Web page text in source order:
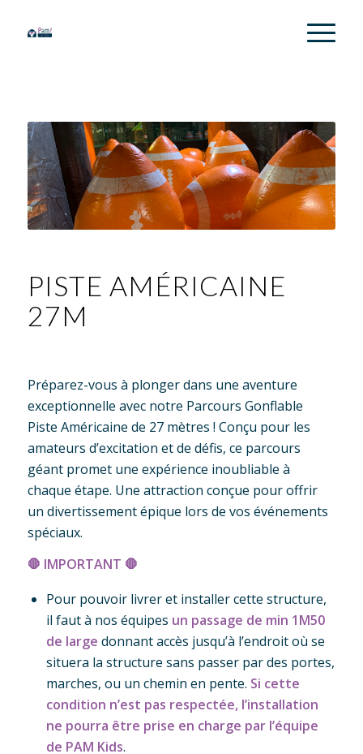
PISTE AMÉRICAINE
27M
Préparez-vous à plonger dans une aventure
exceptionnelle avec notre Parcours Gonflable
Piste Américaine de 27 mètres ! Conçu pour les
amateurs d’excitation et de défis, ce parcours
géant promet une expérience inoubliable à
chaque étape. Une attraction conçue pour offrir
un divertissement épique lors de vos événements
spéciaux.
🛑 IMPORTANT 🛑
Pour pouvoir livrer et installer cette structure,
il faut à nos équipes un passage de min 1M50
de large donnant accès jusqu’à l’endroit où se
situera la structure sans passer par des portes,
marches, ou un chemin en pente. Si cette
condition n’est pas respectée, l’installation
ne pourra être prise en charge par l’équipe
de PAM Kids.